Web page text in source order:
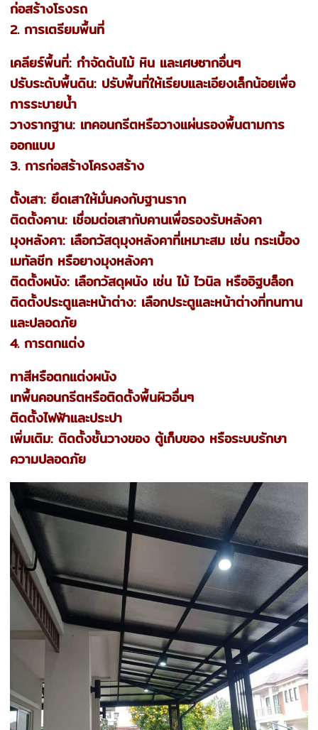
ก่อสร้างโรงรถ
2. การเตรียมพื้นที่
เคลียร์พื้นที่: กำจัดต้นไม้ หิน และเศษซากอื่นๆ
ปรับระดับพื้นดิน: ปรับพื้นที่ให้เรียบและเอียงเล็กน้อยเพื่อ
การระบายน้ำ
วางรากฐาน: เทคอนกรีตหรือวางแผ่นรองพื้นตามการ
ออกแบบ
3. การก่อสร้างโครงสร้าง
ตั้งเสา: ยึดเสาให้มั่นคงกับฐานราก
ติดตั้งคาน: เชื่อมต่อเสากับคานเพื่อรองรับหลังคา
มุงหลังคา: เลือกวัสดุมุงหลังคาที่เหมาะสม เช่น กระเบื้อง
เมทัลชีท หรือยางมุงหลังคา
ติดตั้งผนัง: เลือกวัสดุผนัง เช่น ไม้ ไวนิล หรืออิฐบล็อก
ติดตั้งประตูและหน้าต่าง: เลือกประตูและหน้าต่างที่ทนทาน
และปลอดภัย
4. การตกแต่ง
ทาสีหรือตกแต่งผนัง
เทพื้นคอนกรีตหรือติดตั้งพื้นผิวอื่นๆ
ติดตั้งไฟฟ้าและประปา
เพิ่มเติม: ติดตั้งชั้นวางของ ตู้เก็บของ หรือระบบรักษา
ความปลอดภัย